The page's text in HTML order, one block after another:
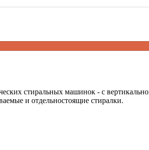
стиральных машинок - с
и отдельностоящие стиралки.